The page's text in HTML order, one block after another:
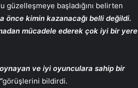
güzelleşmeye başladığını belirten
önce kimin kazanacağı belli değildi.
mücadele ederek çok iyi bir yere
ve iyi oyunculara sahip bir
görüşlerini bildirdi.